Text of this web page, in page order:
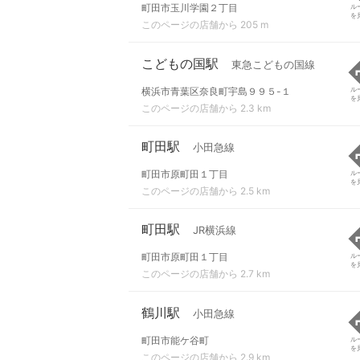
町田市玉川学園２丁目
このページの店舗から 205 m
ル
を
こどもの国駅 東急こどもの国線
横浜市青葉区奈良町宇島９９５-１
このページの店舗から 2.3 km
ル
を
町田駅 小田急線
町田市原町田１丁目
このページの店舗から 2.5 km
ル
を
町田駅 JR横浜線
町田市原町田１丁目
このページの店舗から 2.7 km
ル
を
鶴川駅 小田急線
町田市能ケ谷町
このページの店舗から 2.9 km
ル
を